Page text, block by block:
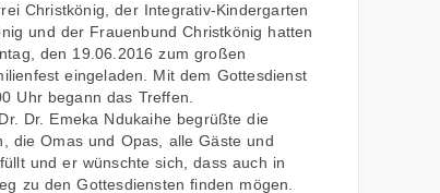
Christkönig, der Integrativ-Kindergarten
und der Frauenbund Christkönig hatten
den 19.06.2016 zum großen
eingeladen. Mit dem Gottesdienst
Uhr begann das Treffen.
Dr. Emeka Ndukaihe begrüßte die
die Omas und Opas, alle Gäste und
und er wünschte sich, dass auch in
zu den Gottesdiensten finden mögen.